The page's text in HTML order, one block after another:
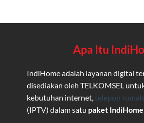
Apa Itu
IndiHome adalah layanan digital
disediakan oleh TELKOMSEL
kebutuhan internet, telepon rumah
(IPTV) dalam satu paket IndiHome